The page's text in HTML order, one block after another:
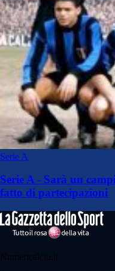
Serie A
Serie A - Sarà un
fatto di partecipazioni
Numericalcio.it